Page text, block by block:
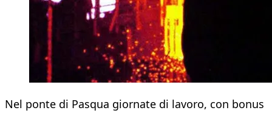
Nel ponte di Pasqua giornate di lavoro, con bonus